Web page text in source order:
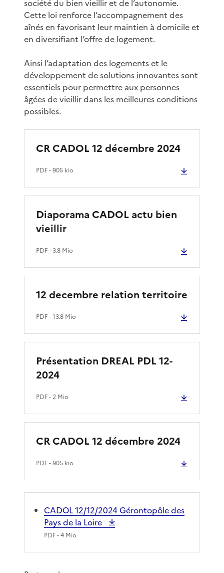
société du bien vieillir et de l’autonomie.
Cette loi renforce l’accompagnement des
aînés en favorisant leur maintien à domicile et
en diversifiant l’offre de logement.
Ainsi l’adaptation des logements et le
développement de solutions innovantes sont
essentiels pour permettre aux personnes
âgées de vieillir dans les meilleures conditions
possibles.
CR CADOL 12 décembre 2024
PDF- 905 kio
Diaporama CADOL actu bien
vieillir
PDF- 3.8 Mio
12 decembre relation territoire
PDF- 13.8 Mio
Présentation DREAL PDL 12-
2024
PDF- 2 Mio
CR CADOL 12 décembre 2024
PDF- 905 kio
CADOL 12/12/2024 Gérontopôle des
Pays de la Loire
PDF- 4 Mio